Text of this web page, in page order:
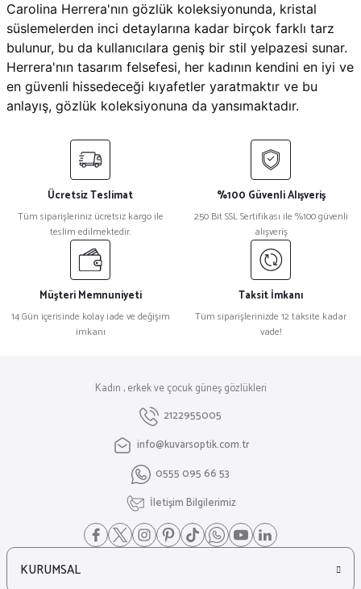
Carolina Herrera'nın gözlük koleksiyonunda, kristal
süslemelerden inci detaylarına kadar birçok farklı tarz
bulunur, bu da kullanıcılara geniş bir stil yelpazesi sunar.
Herrera'nın tasarım felsefesi, her kadının kendini en iyi ve
en güvenli hissedeceği kıyafetler yaratmaktır ve bu
anlayış, gözlük koleksiyonuna da yansımaktadır​.
Ücretsiz Teslimat
Tüm siparişleriniz ücretsiz kargo ile
teslim edilmektedir.
%100 Güvenli Alışveriş
250 Bit SSL Sertifikası ile %100 güvenli
alışveriş
Müşteri Memnuniyeti
14 Gün içerisinde kolay iade ve değişim
imkanı
Taksit İmkanı
Tüm siparişlerinizde 12 taksite kadar
vade!
Kadın , erkek ve çocuk güneş gözlükleri
2122955005
info@kuvarsoptik.com.tr
0555 095 66 53
İletişim Bilgilerimiz
KURUMSAL